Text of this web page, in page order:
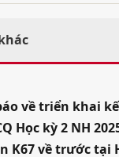
về triển khai
Học kỳ 2 NH
K67 về trước tại